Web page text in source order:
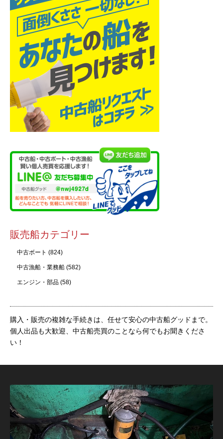
販売船カテゴリー
中古ボート (824)
中古漁船・業務船 (582)
エンジン・部品 (58)
購入・販売の複雑な手続きは、任せて安心の中古船グッドまで。
個人出品も大歓迎、中古船売買のことなら何でもお聞きくださ
い！